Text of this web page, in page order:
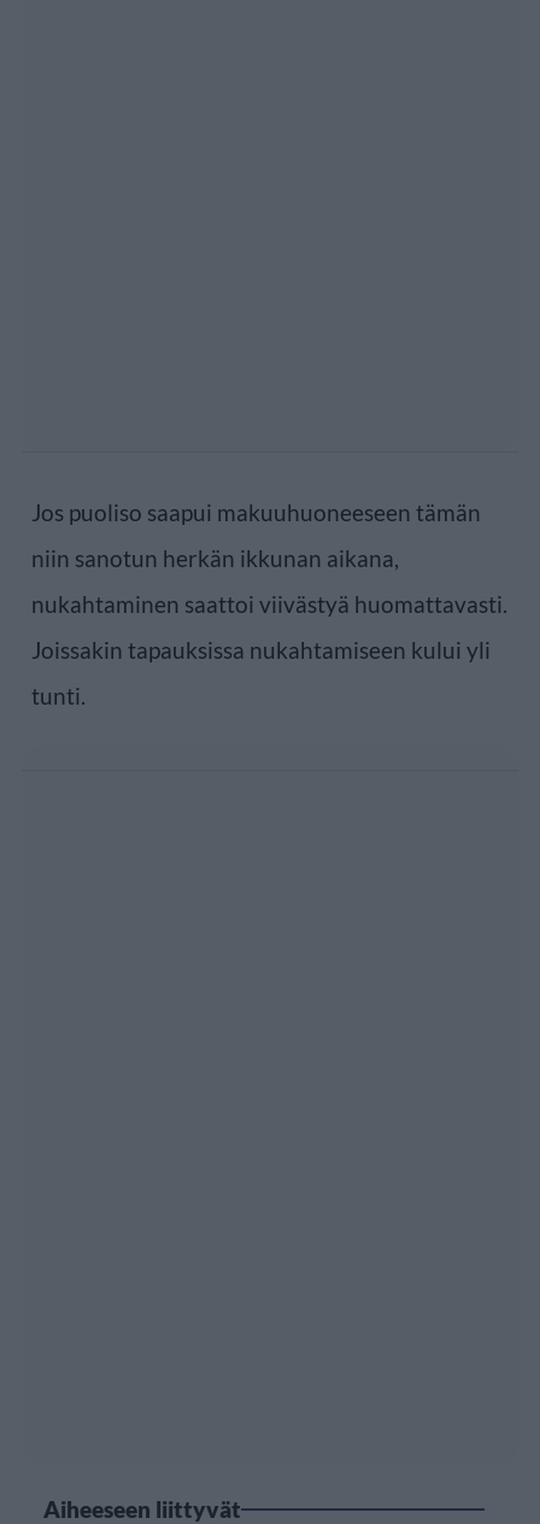
Jos puoliso saapui makuuhuoneeseen tämän
niin sanotun herkän ikkunan aikana,
nukahtaminen saattoi viivästyä huomattavasti.
Joissakin tapauksissa nukahtamiseen kului yli
tunti.
Aiheeseen liittyvät